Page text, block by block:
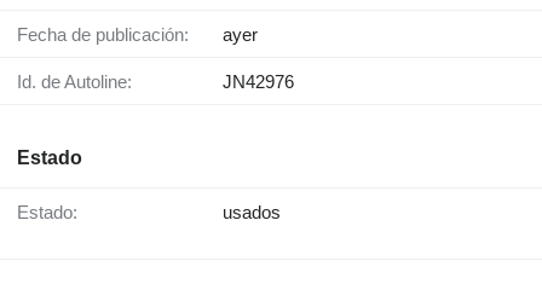
Fecha de publicación: ayer
Id. de Autoline: JN42976
Estado
Estado: usados